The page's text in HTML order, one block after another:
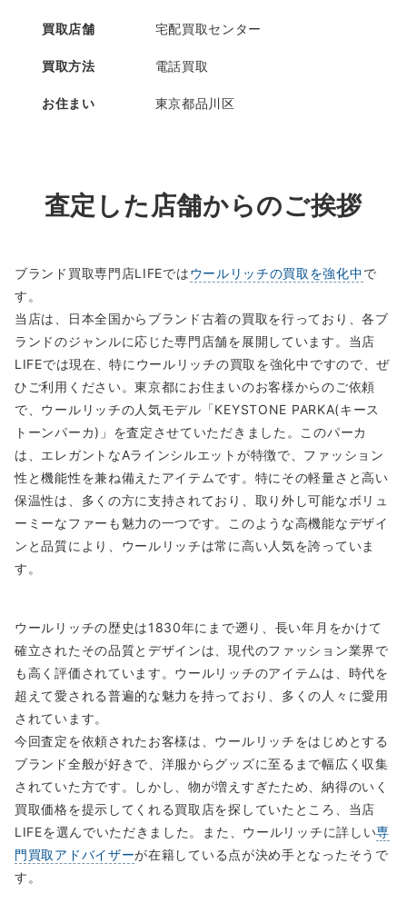
買取店舗 宅配買取センター
買取方法 電話買取
お住まい 東京都品川区
査定した店舗からのご挨拶
ブランド買取専門店LIFEではウールリッチの買取を強化中で
す。
当店は、日本全国からブランド古着の買取を行っており、各ブ
ランドのジャンルに応じた専門店舗を展開しています。当店
LIFEでは現在、特にウールリッチの買取を強化中ですので、ぜ
ひご利用ください。東京都にお住まいのお客様からのご依頼
で、ウールリッチの人気モデル「KEYSTONE PARKA(キース
トーンパーカ)」を査定させていただきました。このパーカ
は、エレガントなAラインシルエットが特徴で、ファッション
性と機能性を兼ね備えたアイテムです。特にその軽量さと高い
保温性は、多くの方に支持されており、取り外し可能なボリュ
ーミーなファーも魅力の一つです。このような高機能なデザイ
ンと品質により、ウールリッチは常に高い人気を誇っていま
す。
ウールリッチの歴史は1830年にまで遡り、長い年月をかけて
確立されたその品質とデザインは、現代のファッション業界で
も高く評価されています。ウールリッチのアイテムは、時代を
超えて愛される普遍的な魅力を持っており、多くの人々に愛用
されています。
今回査定を依頼されたお客様は、ウールリッチをはじめとする
ブランド全般が好きで、洋服からグッズに至るまで幅広く収集
されていた方です。しかし、物が増えすぎたため、納得のいく
買取価格を提示してくれる買取店を探していたところ、当店
LIFEを選んでいただきました。また、ウールリッチに詳しい専
門買取アドバイザーが在籍している点が決め手となったそうで
す。